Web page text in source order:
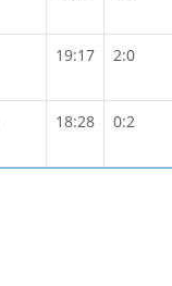
19:17 2:0
18:28 0:2